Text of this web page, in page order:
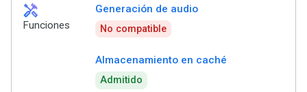
handyman
Funciones
Generación de audio
No compatible
Almacenamiento en caché
Admitido